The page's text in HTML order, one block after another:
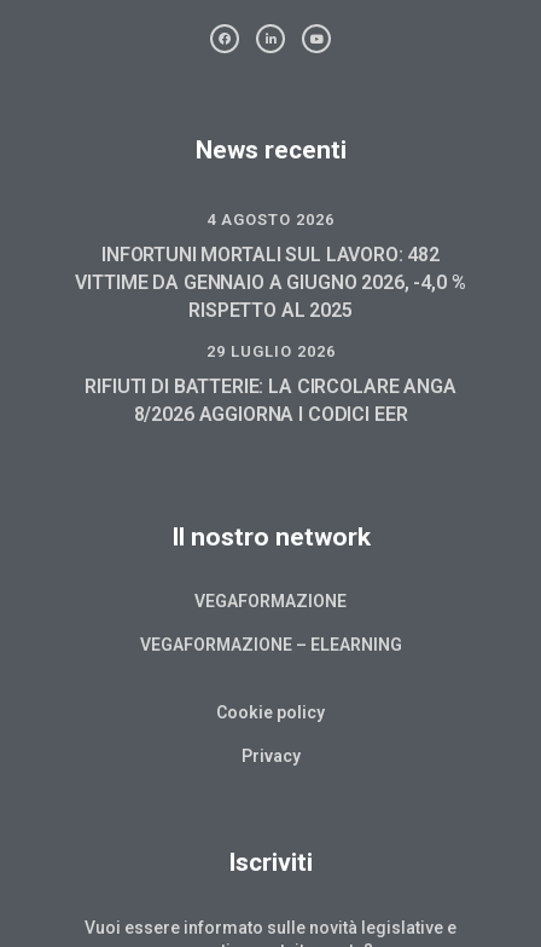
News recenti
4 AGOSTO 2026
INFORTUNI MORTALI SUL LAVORO: 482
VITTIME DA GENNAIO A GIUGNO 2026, -4,0 %
RISPETTO AL 2025
29 LUGLIO 2026
RIFIUTI DI BATTERIE: LA CIRCOLARE ANGA
8/2026 AGGIORNA I CODICI EER
Il nostro network
VEGAFORMAZIONE
VEGAFORMAZIONE – ELEARNING
Cookie policy
Privacy
Iscriviti
Vuoi essere informato sulle novità legislative e